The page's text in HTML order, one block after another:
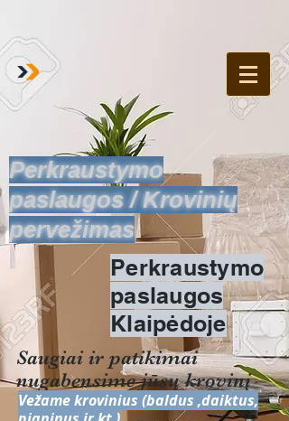
Perkraustymo
paslaugos / Krovinių
pervežimas
Perkraustymo
paslaugos
Klaipėdoje
Saugiai ir patikimai
nugabensime jūsų krovinį
Vežame krovinius (baldus ,daiktus,